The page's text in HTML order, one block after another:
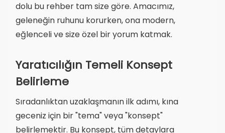
dolu bu rehber tam size göre. Amacımız,
geleneğin ruhunu korurken, ona modern,
eğlenceli ve size özel bir yorum katmak.
Yaratıcılığın Temeli Konsept
Belirleme
Sıradanlıktan uzaklaşmanın ilk adımı, kına
geceniz için bir "tema" veya "konsept"
belirlemektir. Bu konsept, tüm detaylara